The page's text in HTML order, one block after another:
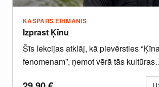
KASPARS EIHMANIS
Izprast Ķīnu
Šīs lekcijas atklāj, kā pievērsties
fenomenam”, ņemot vērā tās kultūras
pamatelementus, sabiedrības